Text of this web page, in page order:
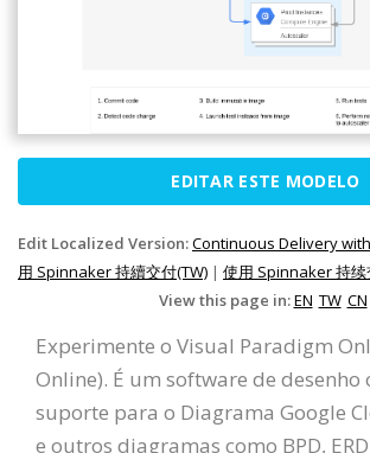
EDITAR ESTE MODELO
Edit Localized Version:Continuous Delivery
用 Spinnaker 持續交付(TW) | 使用 Spinnaker 持续
View this page in:EN TW CN
Experimente o Visual Paradigm
Online). É um software de desenho
suporte para o Diagrama Google
e outros diagramas como BPD,